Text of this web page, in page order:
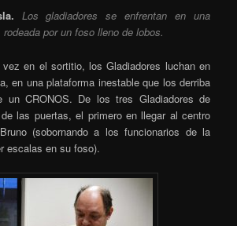
Los gladiadores se enfrentan en una
por un foso lleno de lobos.
en el sortitio, los Gladiadores luchan en
en una plataforma inestable que los derriba
un CRONOS. De los tres Gladiadores de
las puertas, el primero en llegar al centro
(sobornando a los funcionarios de la
escalas en su foso).